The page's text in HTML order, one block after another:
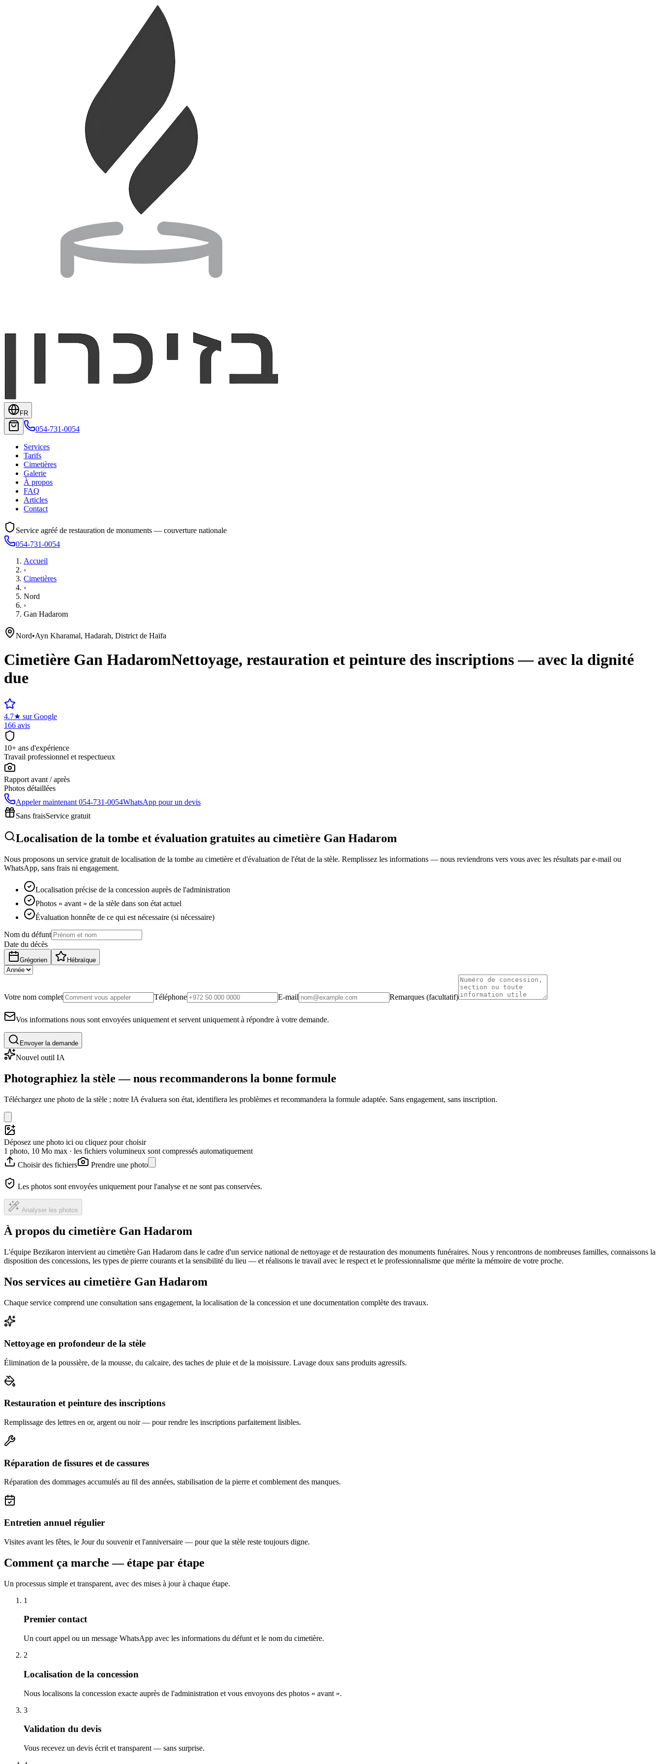
FR
054-731-0054
Services
Tarifs
Cimetières
Galerie
À propos
FAQ
Articles
Contact
Service agréé de restauration de monuments — couverture nationale
054-731-0054
Accueil
›
Cimetières
›
Nord
›
Gan Hadarom
Nord•Ayn Kharamal, Hadarah, District de Haïfa
Cimetière Gan HadaromNettoyage, restauration et peinture des inscriptions — avec la dignité
due
4.7★ sur Google
166 avis
10+ ans d'expérience
Travail professionnel et respectueux
Rapport avant / après
Photos détaillées
Appeler maintenant 054-731-0054WhatsApp pour un devis
Sans fraisService gratuit
Localisation de la tombe et évaluation gratuites au cimetière Gan Hadarom
Nous proposons un service gratuit de localisation de la tombe au cimetière et d'évaluation de l'état de la stèle. Remplissez les informations — nous reviendrons vers vous avec les résultats par e-mail ou
WhatsApp, sans frais ni engagement.
Localisation précise de la concession auprès de l'administration
Photos « avant » de la stèle dans son état actuel
Évaluation honnête de ce qui est nécessaire (si nécessaire)
Nom du défunt
Date du décès
Grégorien Hébraïque
Votre nom complet Téléphone E-mail Remarques (facultatif)
Vos informations nous sont envoyées uniquement et servent uniquement à répondre à votre demande.
Envoyer la demande
Nouvel outil IA
Photographiez la stèle — nous recommanderons la bonne formule
Téléchargez une photo de la stèle ; notre IA évaluera son état, identifiera les problèmes et recommandera la formule adaptée. Sans engagement, sans inscription.
Déposez une photo ici ou cliquez pour choisir
1 photo, 10 Mo max · les fichiers volumineux sont compressés automatiquement
Choisir des fichiers
Prendre une photo
Les photos sont envoyées uniquement pour l'analyse et ne sont pas conservées.
Analyser les photos
À propos du cimetière Gan Hadarom
L'équipe Bezikaron intervient au cimetière Gan Hadarom dans le cadre d'un service national de nettoyage et de restauration des monuments funéraires. Nous y rencontrons de nombreuses familles, connaissons la
disposition des concessions, les types de pierre courants et la sensibilité du lieu — et réalisons le travail avec le respect et le professionnalisme que mérite la mémoire de votre proche.
Nos services au cimetière Gan Hadarom
Chaque service comprend une consultation sans engagement, la localisation de la concession et une documentation complète des travaux.
Nettoyage en profondeur de la stèle
Élimination de la poussière, de la mousse, du calcaire, des taches de pluie et de la moisissure. Lavage doux sans produits agressifs.
Restauration et peinture des inscriptions
Remplissage des lettres en or, argent ou noir — pour rendre les inscriptions parfaitement lisibles.
Réparation de fissures et de cassures
Réparation des dommages accumulés au fil des années, stabilisation de la pierre et comblement des manques.
Entretien annuel régulier
Visites avant les fêtes, le Jour du souvenir et l'anniversaire — pour que la stèle reste toujours digne.
Comment ça marche — étape par étape
Un processus simple et transparent, avec des mises à jour à chaque étape.
1
Premier contact
Un court appel ou un message WhatsApp avec les informations du défunt et le nom du cimetière.
2
Localisation de la concession
Nous localisons la concession exacte auprès de l'administration et vous envoyons des photos « avant ».
3
Validation du devis
Vous recevez un devis écrit et transparent — sans surprise.